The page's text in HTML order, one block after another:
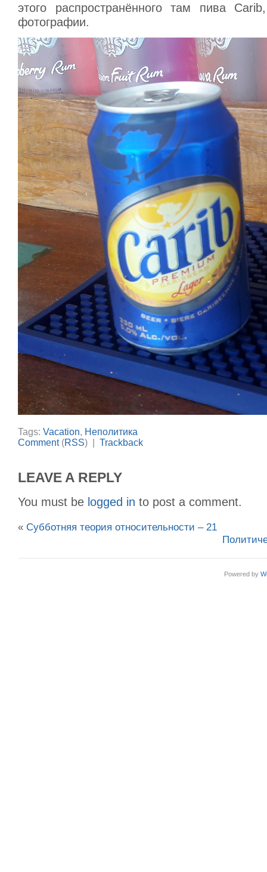
этого распространённого там пива
фотографии.
Tags: Vacation, Неполитика
Comment(RSS) | Trackback
LEAVE A REPLY
You must be logged in to post a comment.
« Субботняя теория относительности – 21
Powered by